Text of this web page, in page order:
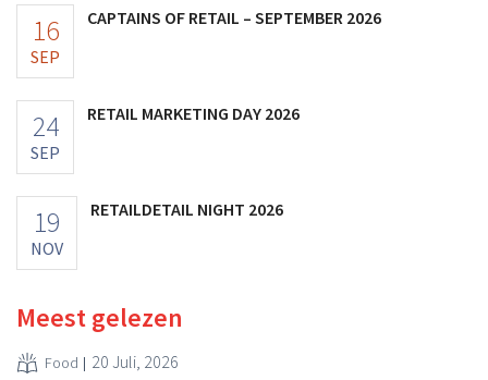
16
SEP
CAPTAINS OF RETAIL – SEPTEMBER 2026
24
SEP
RETAIL MARKETING DAY 2026
19
NOV
RETAILDETAIL NIGHT 2026
Meest gelezen
Food 20 Juli, 2026